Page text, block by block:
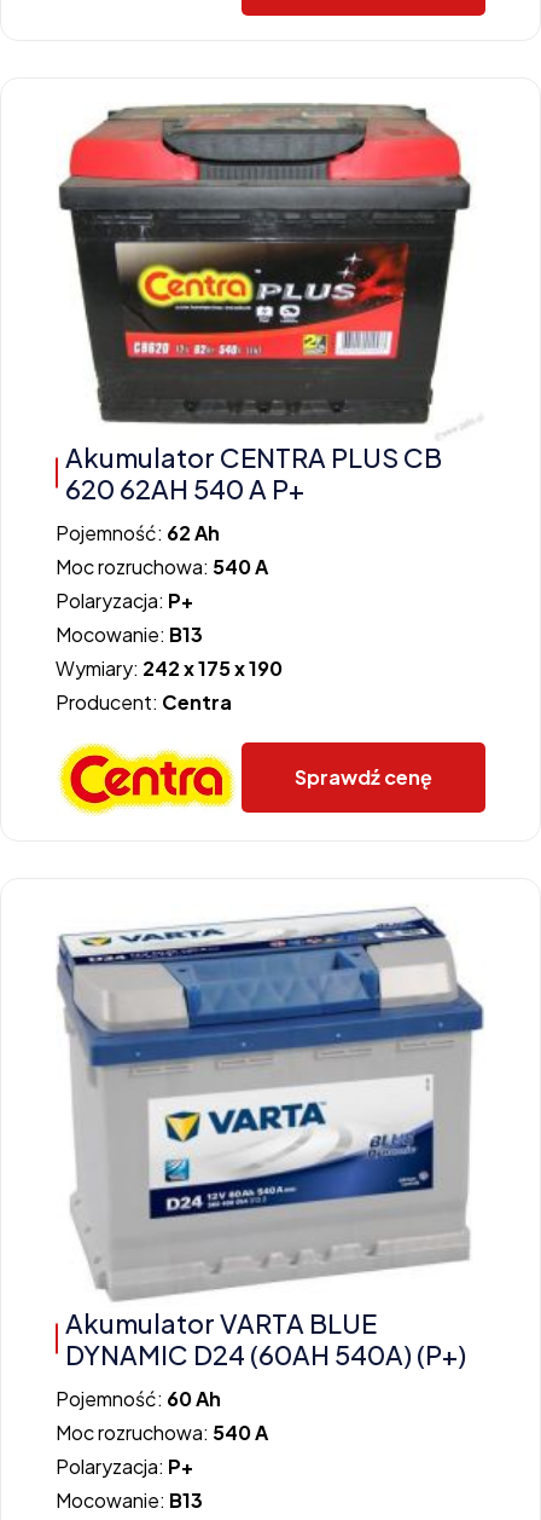
Akumulator CENTRA PLUS CB
620 62AH 540 A P+
Pojemność: 62 Ah
Moc rozruchowa: 540 A
Polaryzacja: P+
Mocowanie: B13
Wymiary: 242 x 175 x 190
Producent: Centra
Sprawdź cenę
Akumulator VARTA BLUE
DYNAMIC D24 (60AH 540A) (P+)
Pojemność: 60 Ah
Moc rozruchowa: 540 A
Polaryzacja: P+
Mocowanie: B13